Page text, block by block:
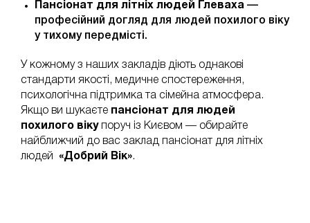
Пансіонат для літніх людей Глеваха —
професійний догляд для людей похилого віку
у тихому передмісті.
У кожному з наших закладів діють однакові
стандарти якості, медичне спостереження,
психологічна підтримка та сімейна атмосфера.
Якщо ви шукаєте пансіонат для людей
похилого вікупоруч із Києвом — обирайте
найближчий до вас заклад пансіонат для літніх
людей «Добрий Вік».